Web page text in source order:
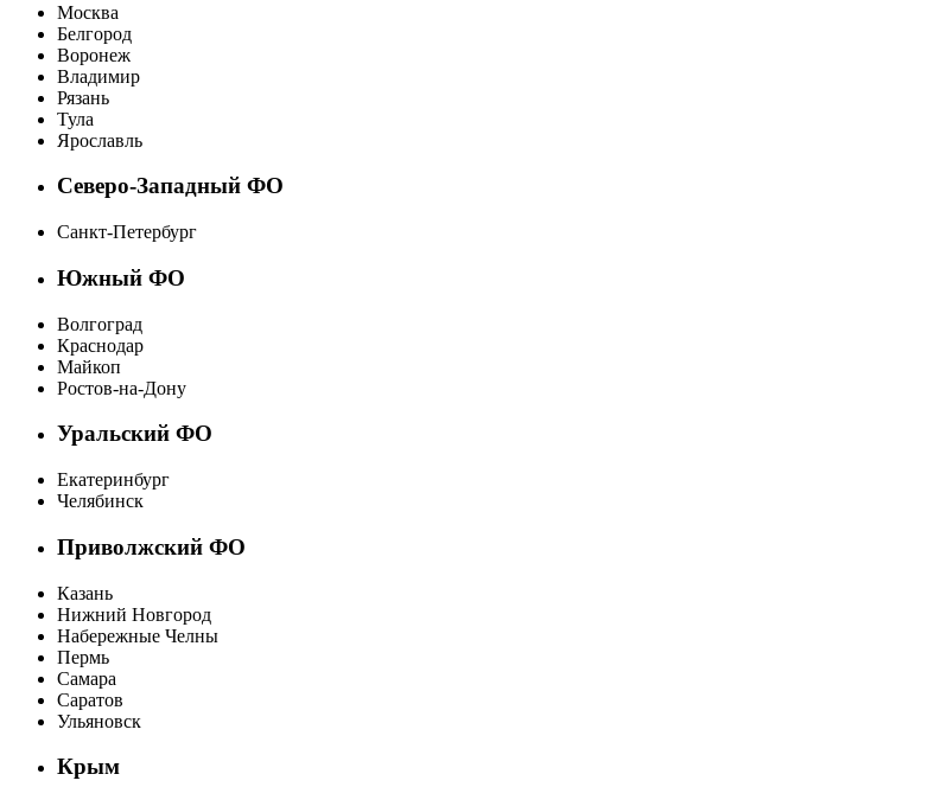
Москва
Белгород
Воронеж
Владимир
Рязань
Тула
Ярославль
Северо-Западный ФО
Санкт-Петербург
Южный ФО
Волгоград
Краснодар
Майкоп
Ростов-на-Дону
Уральский ФО
Екатеринбург
Челябинск
Приволжский ФО
Казань
Нижний Новгород
Набережные Челны
Пермь
Самара
Саратов
Ульяновск
Крым